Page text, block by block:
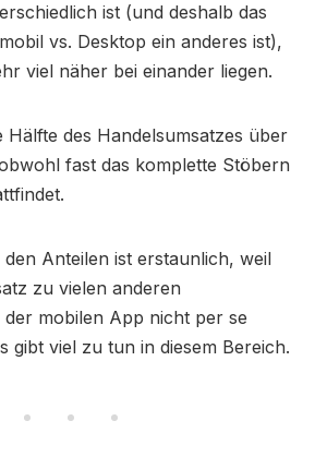
ist (und deshalb das
vs. Desktop ein anderes ist),
viel näher bei einander liegen.
Hälfte des Handelsumsatzes über
fast das komplette Stöbern
Anteilen ist erstaunlich, weil
zu vielen anderen
mobilen App nicht per se
gibt viel zu tun in diesem Bereich.